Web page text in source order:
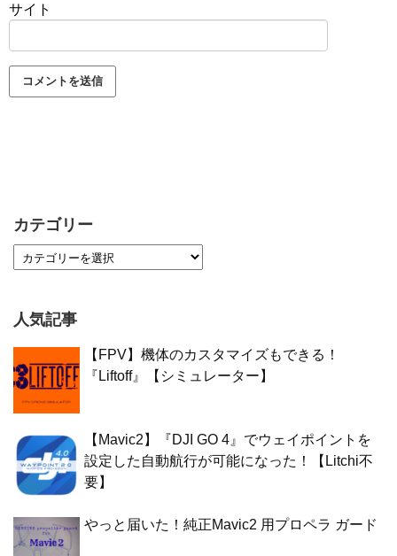
サイト
カテゴリー
人気記事
【FPV】機体のカスタマイズもできる！
『Liftoff』【シミュレーター】
【Mavic2】『DJI GO 4』でウェイポイントを
設定した自動航行が可能になった！【Litchi不
要】
やっと届いた！純正Mavic2 用プロペラ ガード